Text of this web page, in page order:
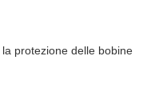
protezione delle bobine